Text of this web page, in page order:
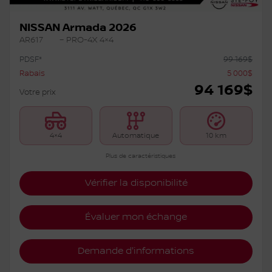
NISSAN Armada 2026
AR617
– PRO-4X 4×4
PDSF*
99 169$
Rabais
5 000$
Votre prix
94 169$
4×4 Automatique 10 km
Plus de caractéristiques
Vérifier la disponibilité
Évaluer mon échange
Demande d'informations